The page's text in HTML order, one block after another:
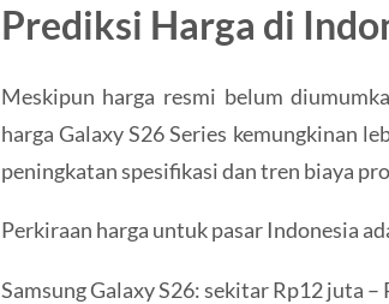
Prediksi Harga di
Meskipun harga resmi belum
harga Galaxy S26 Series kemungkinan
peningkatan spesifikasi dan tren biaya
Perkiraan harga untuk pasar Indonesia
Samsung Galaxy S26: sekitar Rp12 juta –